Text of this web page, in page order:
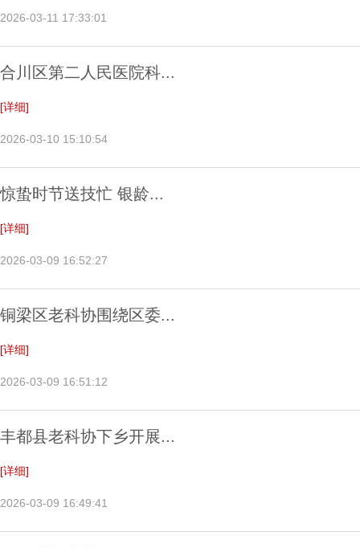
2026-03-11 17:33:01
合川区第二人民医院科...
[详细]
2026-03-10 15:10:54
惊蛰时节送技忙 银龄...
[详细]
2026-03-09 16:52:27
铜梁区老科协围绕区委...
[详细]
2026-03-09 16:51:12
丰都县老科协下乡开展...
[详细]
2026-03-09 16:49:41